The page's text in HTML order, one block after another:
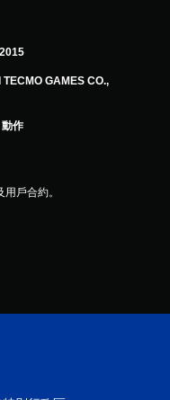
TECMO GAMES CO.,
作
戶合約。